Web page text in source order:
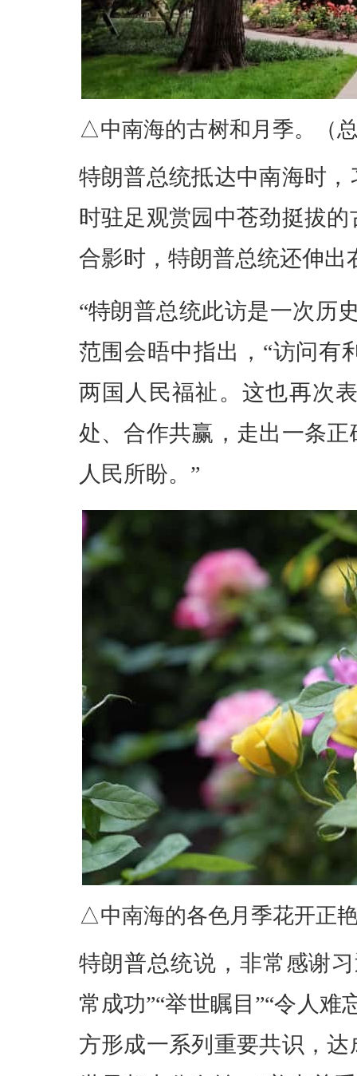
△中南海的古树和月季。（
特朗普总统抵达中南海时
时驻足观赏园中苍劲挺拔
合影时，特朗普总统还伸出
“特朗普总统此访是一次历
范围会晤中指出，“访问有
两国人民福祉。这也再次
处、合作共赢，走出一条
人民所盼。”
△中南海的各色月季花开正
特朗普总统说，非常感谢
常成功”“举世瞩目”“令人
方形成一系列重要共识，